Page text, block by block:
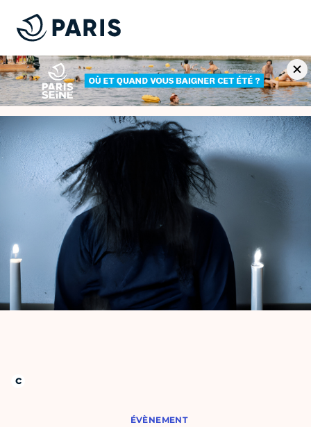
ÉVÈNEMENT